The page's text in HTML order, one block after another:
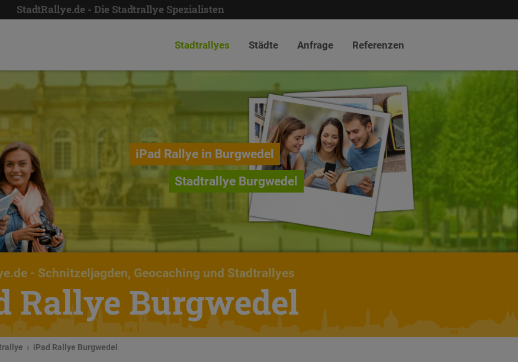
StadtRallye.de - Die Stadtrallye Spezialisten
Stadtrallyes Städte Anfrage Referenzen
iPad Rallye in Burgwedel
Stadtrallye Burgwedel
- Schnitzeljagden, Geocaching und Stadtrallyes
Rallye Burgwedel
iPad Rallye Burgwedel